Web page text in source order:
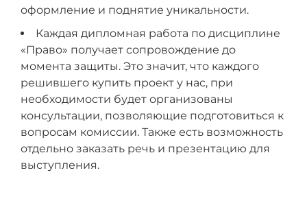
оформление и поднятие уникальности.
Каждая дипломная работа по дисциплине
«Право» получает сопровождение до
момента защиты. Это значит, что каждого
решившего купить проект у нас, при
необходимости будет организованы
консультации, позволяющие подготовиться к
вопросам комиссии. Также есть возможность
отдельно заказать речь и презентацию для
выступления.